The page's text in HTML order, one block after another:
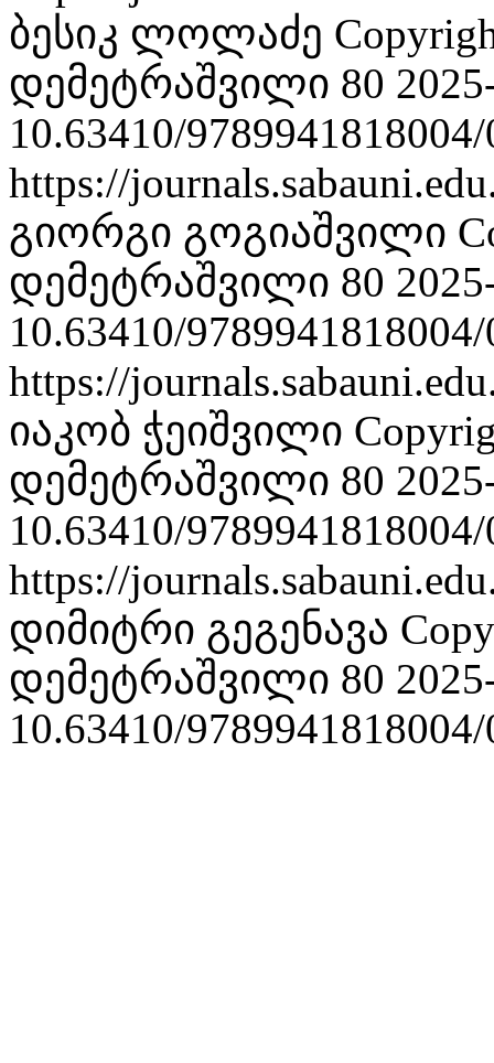
ბესიკ ლოლაძე
დემეტრაშვილი 80
10.63410/
https://
გიორგი გოგიაშვილი
დემეტრაშვილი 80
10.63410/
https://
იაკობ ჭეიშვილი
დემეტრაშვილი 80
10.63410/
https://
დიმიტრი გეგენავა
დემეტრაშვილი 80
10.63410/